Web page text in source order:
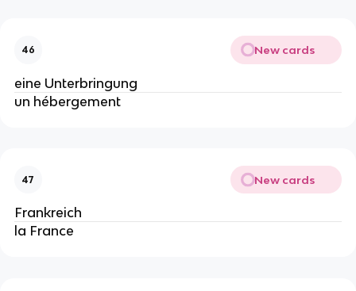
46 New cards
eine Unterbringung
un hébergement
47 New cards
Frankreich
la France